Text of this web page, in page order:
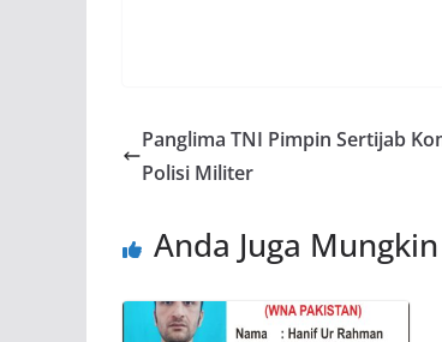
Panglima TNI Pimpin Sertijab
Polisi Militer
Anda Juga